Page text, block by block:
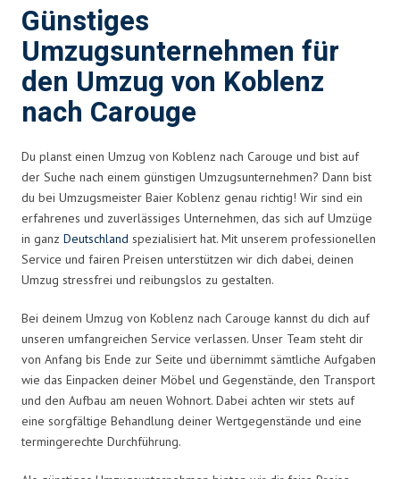
Günstiges
Umzugsunternehmen für
den Umzug von Koblenz
nach Carouge
Du planst einen Umzug von Koblenz nach Carouge und bist auf
der Suche nach einem günstigen Umzugsunternehmen? Dann bist
du bei Umzugsmeister Baier Koblenz genau richtig! Wir sind ein
erfahrenes und zuverlässiges Unternehmen, das sich auf Umzüge
in ganz Deutschland spezialisiert hat. Mit unserem professionellen
Service und fairen Preisen unterstützen wir dich dabei, deinen
Umzug stressfrei und reibungslos zu gestalten.
Bei deinem Umzug von Koblenz nach Carouge kannst du dich auf
unseren umfangreichen Service verlassen. Unser Team steht dir
von Anfang bis Ende zur Seite und übernimmt sämtliche Aufgaben
wie das Einpacken deiner Möbel und Gegenstände, den Transport
und den Aufbau am neuen Wohnort. Dabei achten wir stets auf
eine sorgfältige Behandlung deiner Wertgegenstände und eine
termingerechte Durchführung.